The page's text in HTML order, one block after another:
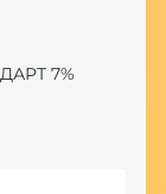
7%